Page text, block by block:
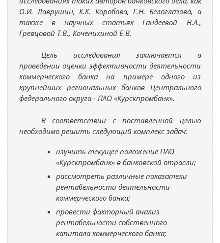
О.И. Лаврушин, К.К. Коробова, Г.Н. Белоглазова, а
также в научных статьях Гандеевой Н.А.,
Гревцовой Т.В., Коченихиной Е.В.
Цель исследования заключается в
проведении оценки эффективности деятельности
коммерческого банка на примере одного из
крупнейших региональных банков Центрального
федерального округа - ПАО «Курскпромбанк».
В соответствии с поставленной целью
необходимо решить следующий комплекс задач:
изучить текущее положение ПАО
«Курскпромбанк» в банковской отрасли;
рассмотреть различные показатели
рентабельности деятельности
коммерческого банка;
провести факторный анализ
рентабельности собственного
капитала коммерческого банка;